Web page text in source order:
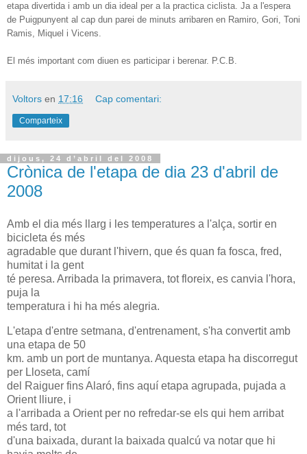
etapa divertida i amb un dia ideal per a la practica ciclista. Ja a l'espera
de Puigpunyent al cap dun parei de minuts arribaren en Ramiro, Gori, Toni
Ramis, Miquel i Vicens.
El més important com diuen es participar i berenar. P.C.B.
Voltors en 17:16 Cap comentari:
Comparteix
dijous, 24 d’abril del 2008
Crònica de l'etapa de dia 23 d'abril de
2008
Amb el dia més llarg i les temperatures a l'alça, sortir en
bicicleta és més
agradable que durant l'hivern, que és quan fa fosca, fred,
humitat i la gent
té peresa. Arribada la primavera, tot floreix, es canvia l'hora,
puja la
temperatura i hi ha més alegria.
L'etapa d'entre setmana, d'entrenament, s'ha convertit amb
una etapa de 50
km. amb un port de muntanya. Aquesta etapa ha discorregut
per Lloseta, camí
del Raiguer fins Alaró, fins aquí etapa agrupada, pujada a
Orient lliure, i
a l'arribada a Orient per no refredar-se els qui hem arribat
més tard, tot
d'una baixada, durant la baixada qualcú va notar que hi